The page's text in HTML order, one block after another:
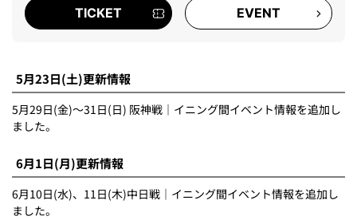
TICKET EVENT
5月23日(土)更新情報
5月29日(金)～31日(日) 阪神戦｜イニング間イベント情報を追加し
ました。
6月1日(月)更新情報
6月10日(水)、11日(木)中日戦｜イニング間イベント情報を追加し
ました。